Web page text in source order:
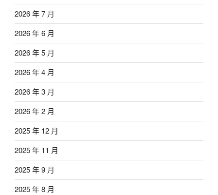
2026 年 7 月
2026 年 6 月
2026 年 5 月
2026 年 4 月
2026 年 3 月
2026 年 2 月
2025 年 12 月
2025 年 11 月
2025 年 9 月
2025 年 8 月